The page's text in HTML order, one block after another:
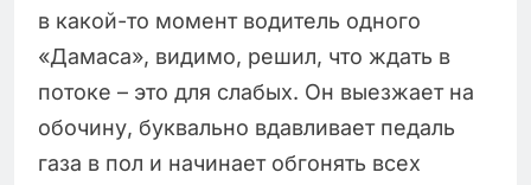
в какой-то момент водитель одного
«Дамаса», видимо, решил, что ждать в
потоке – это для слабых. Он выезжает на
обочину, буквально вдавливает педаль
газа в пол и начинает обгонять всех